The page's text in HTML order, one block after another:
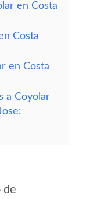
en Costa
Costa
en Costa
a Coyolar
de